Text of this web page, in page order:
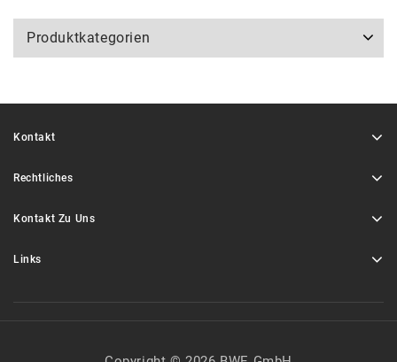
Produktkategorien
Kontakt
Rechtliches
Kontakt Zu Uns
Links